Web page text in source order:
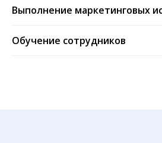
Выполнение маркетинговых
Обучение сотрудников